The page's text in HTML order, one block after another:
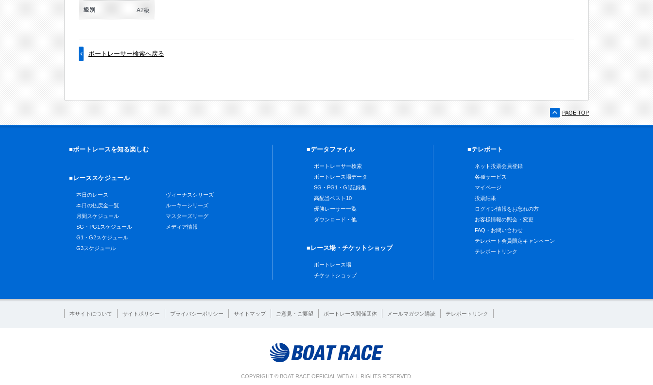
級別 A2級
ボートレーサー検索へ戻る
PAGE TOP
■ボートレースを知る楽しむ
■レーススケジュール
本日のレース
本日の払戻金一覧
月間スケジュール
SG・PG1スケジュール
G1・G2スケジュール
G3スケジュール
ヴィーナスシリーズ
ルーキーシリーズ
マスターズリーグ
メディア情報
■データファイル
ボートレーサー検索
ボートレース場データ
SG・PG1・G1記録集
高配当ベスト10
優勝レーサー一覧
ダウンロード・他
■レース場・チケットショップ
ボートレース場
チケットショップ
■テレボート
ネット投票会員登録
各種サービス
マイページ
投票結果
ログイン情報をお忘れの方
お客様情報の照会・変更
FAQ・お問い合わせ
テレボート会員限定キャンペーン
テレボートリンク
本サイトについて サイトポリシー プライバシーポリシー サイトマップ ご意見・ご要望 ボートレース関係団体 メールマガジン購読 テレボートリンク
COPYRIGHT © BOAT RACE OFFICIAL WEB ALL RIGHTS RESERVED.